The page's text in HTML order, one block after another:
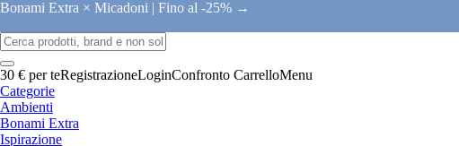
Bonami Extra × Micadoni | Fino al -25% →
30 € per teRegistrazioneLoginConfronto CarrelloMenu
Categorie
Ambienti
Bonami Extra
Ispirazione